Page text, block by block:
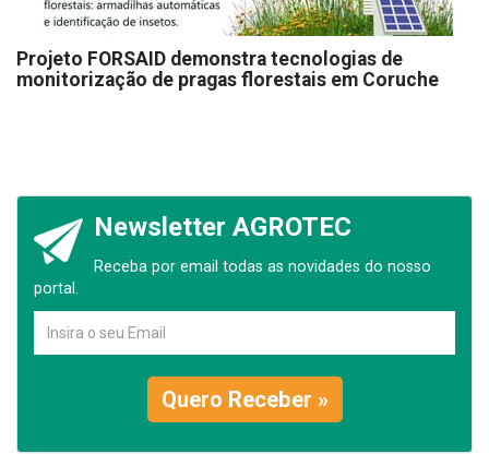
Projeto FORSAID demonstra tecnologias de
monitorização de pragas florestais em Coruche
Newsletter AGROTEC
Receba por email todas as novidades do nosso
portal.
Quero Receber »